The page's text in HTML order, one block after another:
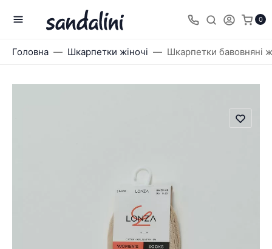
0
Головна Шкарпетки жіночі Шкарпетки бавовняні